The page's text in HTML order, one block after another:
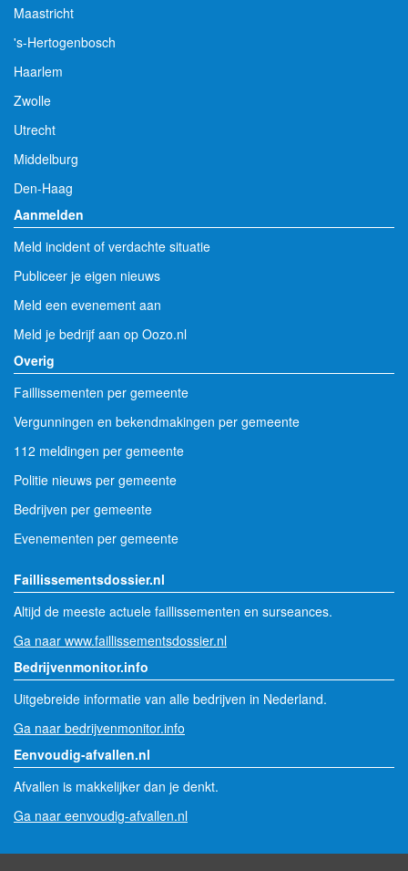
Maastricht
's-Hertogenbosch
Haarlem
Zwolle
Utrecht
Middelburg
Den-Haag
Aanmelden
Meld incident of verdachte situatie
Publiceer je eigen nieuws
Meld een evenement aan
Meld je bedrijf aan op Oozo.nl
Overig
Faillissementen per gemeente
Vergunningen en bekendmakingen per gemeente
112 meldingen per gemeente
Politie nieuws per gemeente
Bedrijven per gemeente
Evenementen per gemeente
Faillissementsdossier.nl
Altijd de meeste actuele faillissementen en surseances.
Ga naar www.faillissementsdossier.nl
Bedrijvenmonitor.info
Uitgebreide informatie van alle bedrijven in Nederland.
Ga naar bedrijvenmonitor.info
Eenvoudig-afvallen.nl
Afvallen is makkelijker dan je denkt.
Ga naar eenvoudig-afvallen.nl